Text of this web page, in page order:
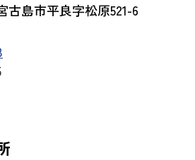
古島市平良字松原521-6